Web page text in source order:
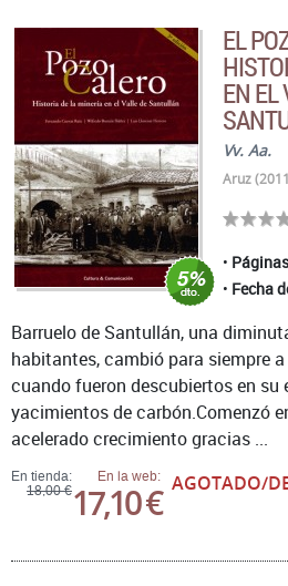
EL
EN EL
Vv. Aa.
Aruz
Fecha
En tienda:
18,00 €
En la web:
17,10 € AGOTADO/
Barruelo de Santullán, una
habitantes, cambió para siempre
cuando fueron descubiertos en
yacimientos de carbón.Comenzó
acelerado crecimiento gracias ...